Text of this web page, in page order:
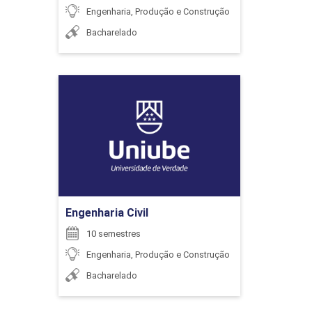
6
ENCONTRO ACADÊMICO/AVALIAÇÃO
Engenharia, Produção e Construção
Bacharelado
Engenharia Civil
10 semestres
Engenharia, Produção e Construção
Bacharelado
Detalhes do curso